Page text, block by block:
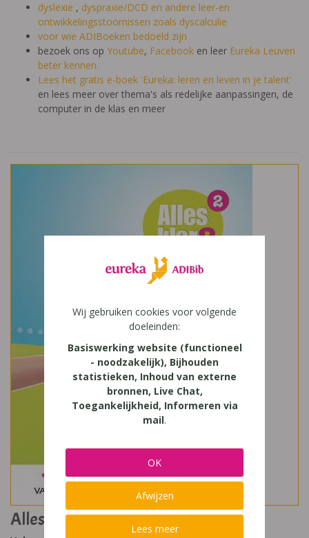
dyslexie , dyspraxie/DCD en andere leer-en
ontwikkelingsstoornissen zoals dyscalculie
voor wie ADIBoeken bedoeld zijn
bezoek ons op Youtube, Facebook en leer Eureka Leuven
beter kennen.
Lees het gratis e-boek 'Eureka: leren en leven in je talent'
en lees meer over thema's als redelijke aanpassingen, de
computer in de klas en meer
Alles klar ? 2 X-tra 1
Wij gebruiken cookies voor volgende
doeleinden:
Basiswerking website (functioneel
- noodzakelijk), Bijhouden
statistieken, Inhoud van externe
bronnen, Live Chat,
Toegankelijkheid, Informeren via
mail.
OK
Afwijzen
Lees meer